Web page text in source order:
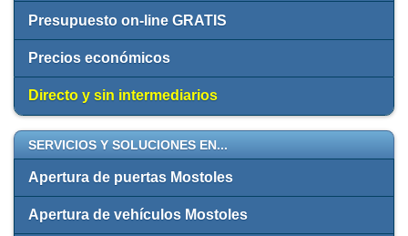
Presupuesto on-line GRATIS
Precios económicos
Directo y sin intermediarios
SERVICIOS Y SOLUCIONES EN...
Apertura de puertas Mostoles
Apertura de vehículos Mostoles